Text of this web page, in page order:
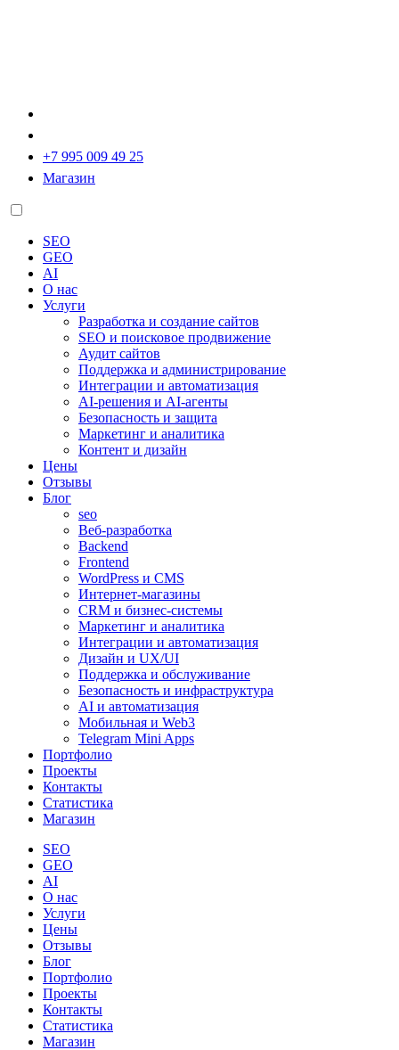
+7 995 009 49 25
Магазин
SEO
GEO
AI
О нас
Услуги
Разработка и создание сайтов
SEO и поисковое продвижение
Аудит сайтов
Поддержка и администрирование
Интеграции и автоматизация
AI-решения и AI-агенты
Безопасность и защита
Маркетинг и аналитика
Контент и дизайн
Цены
Отзывы
Блог
seo
Веб-разработка
Backend
Frontend
WordPress и CMS
Интернет-магазины
CRM и бизнес-системы
Маркетинг и аналитика
Интеграции и автоматизация
Дизайн и UX/UI
Поддержка и обслуживание
Безопасность и инфраструктура
AI и автоматизация
Мобильная и Web3
Telegram Mini Apps
Портфолио
Проекты
Контакты
Статистика
Магазин
SEO
GEO
AI
О нас
Услуги
Цены
Отзывы
Блог
Портфолио
Проекты
Контакты
Статистика
Магазин